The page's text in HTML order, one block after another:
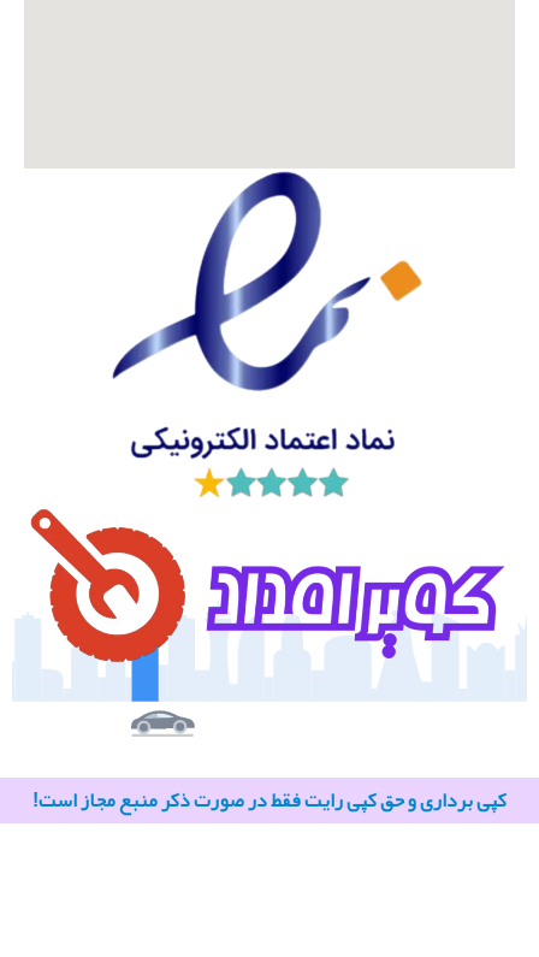
کپی برداری و حق کپی رایت فقط در صورت ذکر منبع مجاز است!